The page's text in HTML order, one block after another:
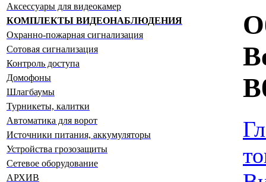
Аксессуары для видеокамер
КОМПЛЕКТЫ ВИДЕОНАБЛЮДЕНИЯ
Охранно-пожарная сигнализация
Сотовая сигнализация
Контроль доступа
Домофоны
Шлагбаумы
Турникеты, калитки
Автоматика для ворот
Источники питания, аккумуляторы
Устройства грозозащиты
Сетевое оборудование
АРХИВ